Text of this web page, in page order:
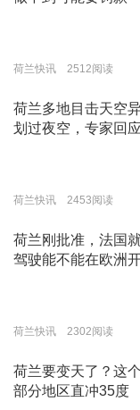
荷兰快讯 2512阅读
荷兰多地目击天空
划过夜空，专家回
荷兰快讯 2453阅读
荷兰刚批准，法国
驾驶能不能在欧洲
荷兰快讯 2302阅读
荷兰要变天了？这
部分地区直冲35度